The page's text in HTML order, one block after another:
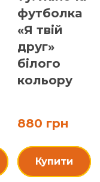
футболка
«Я твій
друг»
білого
кольору
880 грн
Купити